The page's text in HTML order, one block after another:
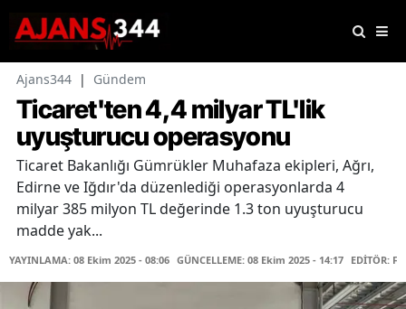
Ajans344 | Gündem
Ticaret'ten 4,4 milyar TL'lik
uyuşturucu operasyonu
Ticaret Bakanlığı Gümrükler Muhafaza ekipleri, Ağrı,
Edirne ve Iğdır'da düzenlediği operasyonlarda 4
milyar 385 milyon TL değerinde 1.3 ton uyuşturucu
madde yak...
YAYINLAMA: 08 Ekim 2025 - 08:06 GÜNCELLEME: 08 Ekim 2025 - 14:17 EDİTÖR: